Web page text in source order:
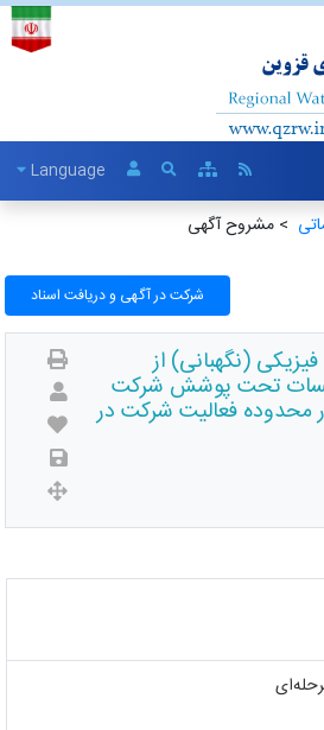
Language
> مشروح آگهی
شرکت در آگهی و دریافت اسناد
(نگهبانی) از
تحت پوشش شرکت
فعالیت شرکت در